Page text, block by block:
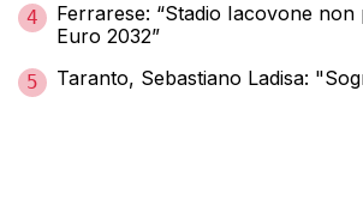
4
Ferrarese: “Stadio Iacovone
Euro 2032”
5 Taranto, Sebastiano Ladisa: